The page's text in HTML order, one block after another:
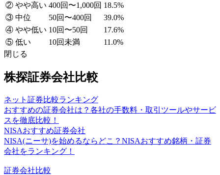
② やや高い 400回〜1,000回 18.5%
③ 中位
50回〜400回
39.0%
④ やや低い 10回〜50回
17.6%
⑤ 低い
10回未満
11.0%
閉じる
株探証券会社比較
ネット証券比較ランキング
おすすめの証券会社は？各社の手数料・取引ツールやサービ
スを徹底比較！
NISAおすすめ証券会社
NISA(ニーサ)を始めるならどこ？NISAおすすめ銘柄・証券
会社をランキング！
証券会社比較